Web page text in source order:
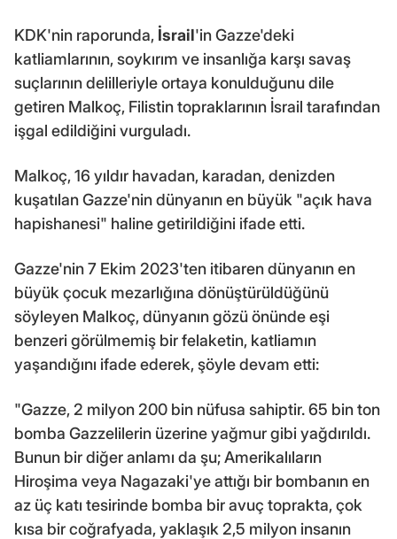
KDK'nin raporunda, İsrail'in Gazze'deki
katliamlarının, soykırım ve insanlığa karşı savaş
suçlarının delilleriyle ortaya konulduğunu dile
getiren Malkoç, Filistin topraklarının İsrail tarafından
işgal edildiğini vurguladı.
Malkoç, 16 yıldır havadan, karadan, denizden
kuşatılan Gazze'nin dünyanın en büyük "açık hava
hapishanesi" haline getirildiğini ifade etti.
Gazze'nin 7 Ekim 2023'ten itibaren dünyanın en
büyük çocuk mezarlığına dönüştürüldüğünü
söyleyen Malkoç, dünyanın gözü önünde eşi
benzeri görülmemiş bir felaketin, katliamın
yaşandığını ifade ederek, şöyle devam etti:
"Gazze, 2 milyon 200 bin nüfusa sahiptir. 65 bin ton
bomba Gazzelilerin üzerine yağmur gibi yağdırıldı.
Bunun bir diğer anlamı da şu; Amerikalıların
Hiroşima veya Nagazaki'ye attığı bir bombanın en
az üç katı tesirinde bomba bir avuç toprakta, çok
kısa bir coğrafyada, yaklaşık 2,5 milyon insanın